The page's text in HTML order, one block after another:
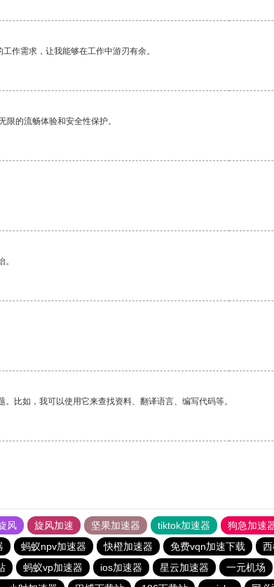
作需求，让我能够在工作中游刃有余。
限的流畅体验和安全性保护。
比如，我可以使用它来查找资料、翻译语言、编写代码等。
风 旋风加速 坚果加速器 tiktok加速器 狗急加速
蚂蚁npv加速器 快橙加速器 免费vqn加速下载
蚂蚁vp加速器 ios加速器 星云加速器 一元机场